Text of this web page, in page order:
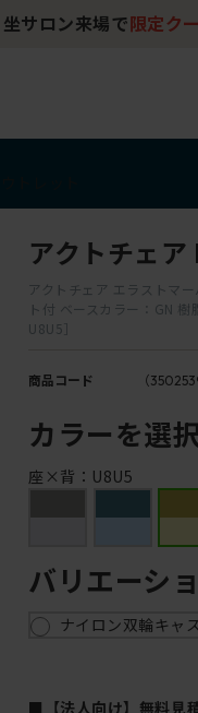
チェア体験ショールー
アクトチェ
アクトチェア エラストマ
ト付 ベースカラー：GN
U8U5］
商品コード （
カラーを選択
座×背：U8U5
バリエーシ
ナイロン双輪キャ
■【法人向け】無料見